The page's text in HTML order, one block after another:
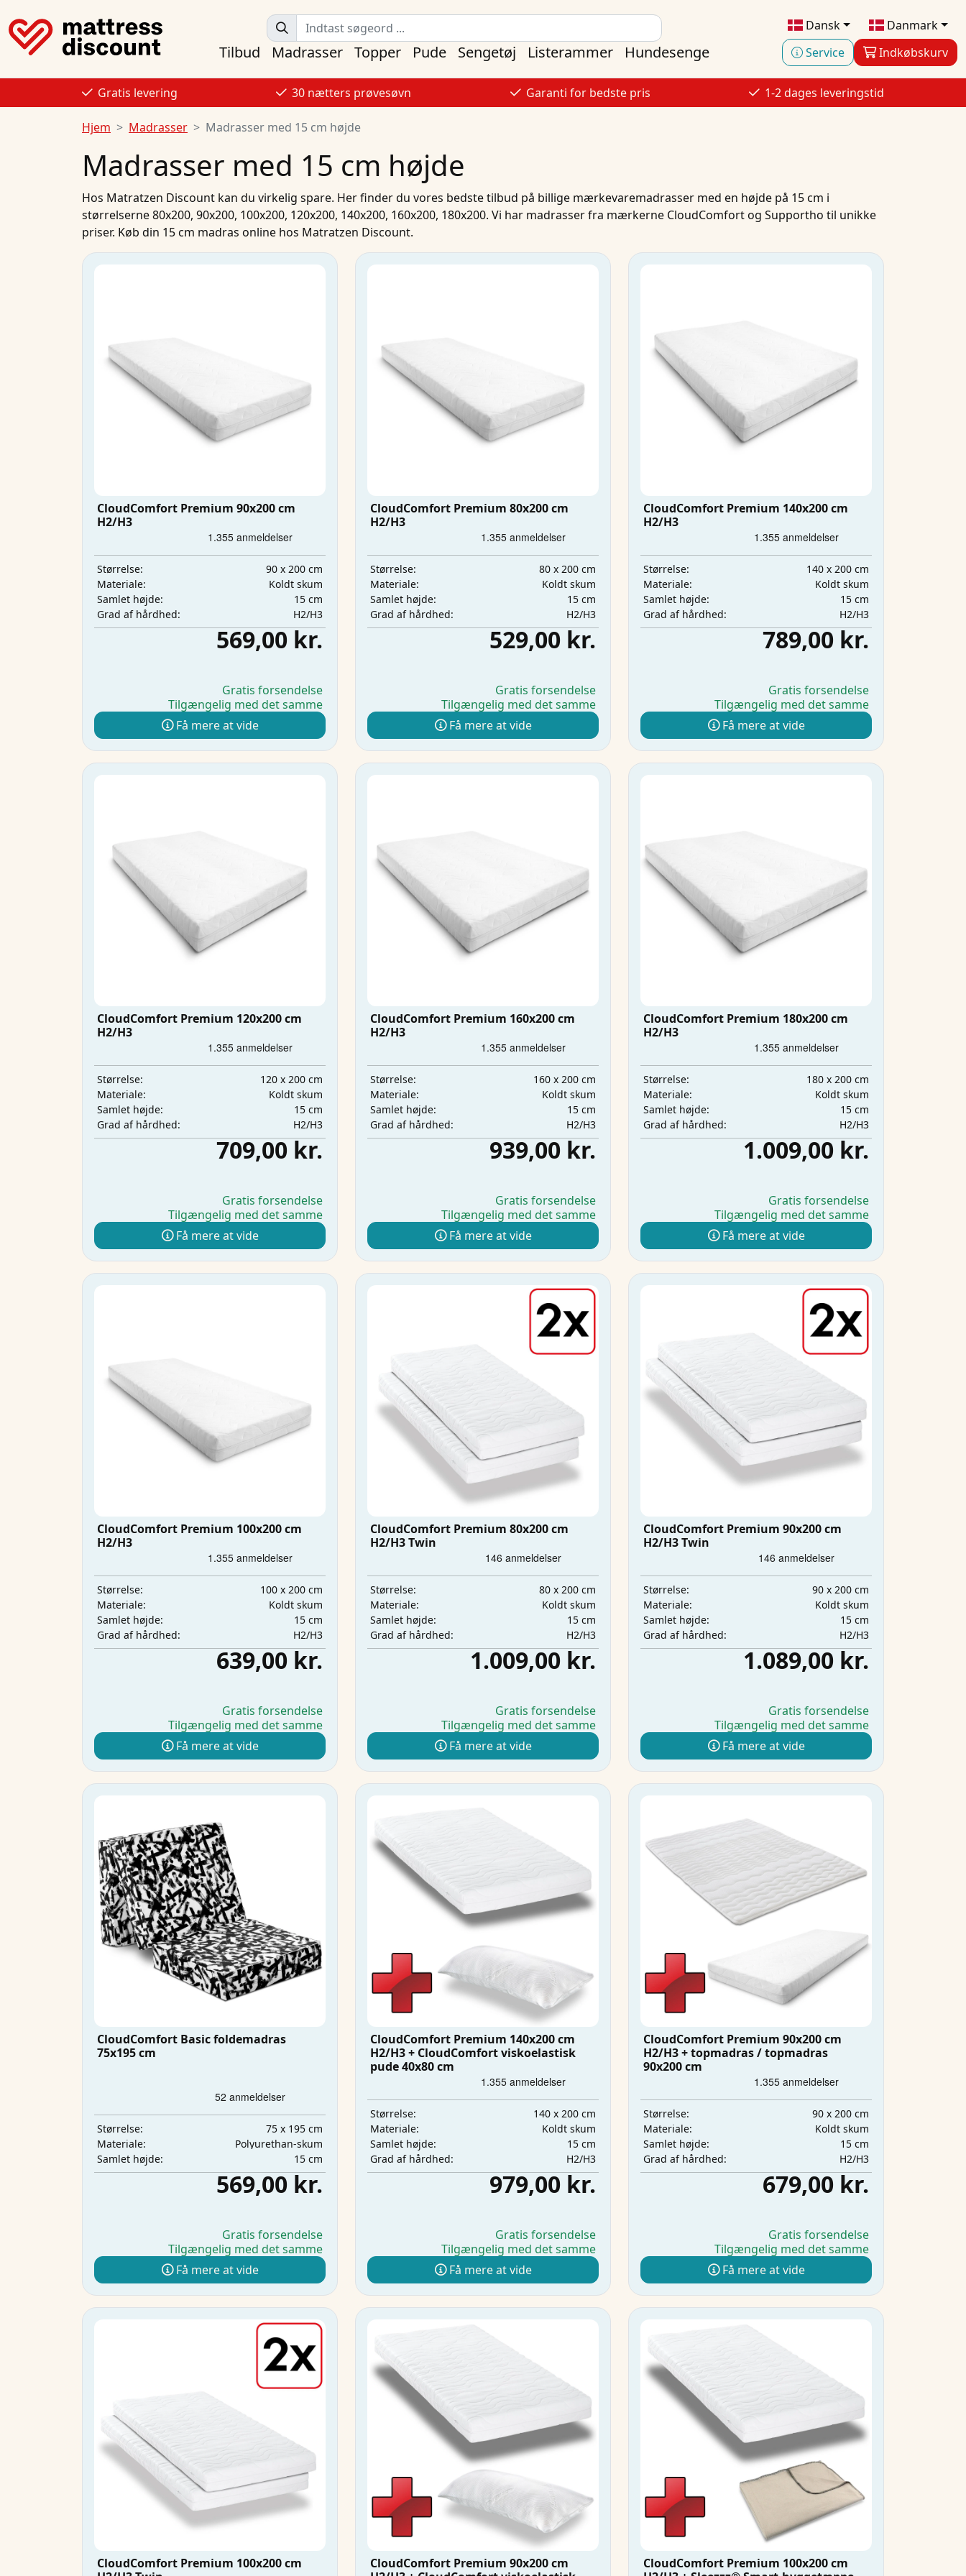
Dansk
Danmark
Service
Indkøbskurv
Tilbud Madrasser Topper Pude Sengetøj Listerammer Hundesenge
Gratis levering 30 nætters prøvesøvn Garanti for bedste pris 1-2 dages leveringstid
Hjem Madrasser Madrasser med 15 cm højde
Madrasser med 15 cm højde
Hos Matratzen Discount kan du virkelig spare. Her finder du vores bedstetilbud på billige mærkevaremadrasser med en højde på 15 cm i
størrelserne80x200, 90x200, 100x200, 120x200, 140x200, 160x200, 180x200. Vi har madrasserfra mærkerne CloudComfortog Supportho til unikke
priser. Køb din 15 cm madras online hos Matratzen Discount.
CloudComfort Premium 90x200 cm
H2/H3
Størrelse:
90 x 200 cm
Materiale:
Koldt skum
Samlet højde:
15 cm
Grad af hårdhed:
H2/H3
569,00 kr.
Gratis forsendelse
Tilgængelig med det samme
Få mere at vide
CloudComfort Premium 80x200 cm
H2/H3
Størrelse:
80 x 200 cm
Materiale:
Koldt skum
Samlet højde:
15 cm
Grad af hårdhed:
H2/H3
529,00 kr.
Gratis forsendelse
Tilgængelig med det samme
Få mere at vide
CloudComfort Premium 140x200 cm
H2/H3
Størrelse:
140 x 200 cm
Materiale:
Koldt skum
Samlet højde:
15 cm
Grad af hårdhed:
H2/H3
789,00 kr.
Gratis forsendelse
Tilgængelig med det samme
Få mere at vide
CloudComfort Premium 120x200 cm
H2/H3
Størrelse:
120 x 200 cm
Materiale:
Koldt skum
Samlet højde:
15 cm
Grad af hårdhed:
H2/H3
709,00 kr.
Gratis forsendelse
Tilgængelig med det samme
Få mere at vide
CloudComfort Premium 160x200 cm
H2/H3
Størrelse:
160 x 200 cm
Materiale:
Koldt skum
Samlet højde:
15 cm
Grad af hårdhed:
H2/H3
939,00 kr.
Gratis forsendelse
Tilgængelig med det samme
Få mere at vide
CloudComfort Premium 180x200 cm
H2/H3
Størrelse:
180 x 200 cm
Materiale:
Koldt skum
Samlet højde:
15 cm
Grad af hårdhed:
H2/H3
1.009,00 kr.
Gratis forsendelse
Tilgængelig med det samme
Få mere at vide
CloudComfort Premium 100x200 cm
H2/H3
Størrelse:
100 x 200 cm
Materiale:
Koldt skum
Samlet højde:
15 cm
Grad af hårdhed:
H2/H3
639,00 kr.
Gratis forsendelse
Tilgængelig med det samme
Få mere at vide
CloudComfort Premium 80x200 cm
H2/H3 Twin
Størrelse:
80 x 200 cm
Materiale:
Koldt skum
Samlet højde:
15 cm
Grad af hårdhed:
H2/H3
1.009,00 kr.
Gratis forsendelse
Tilgængelig med det samme
Få mere at vide
CloudComfort Premium 90x200 cm
H2/H3 Twin
Størrelse:
90 x 200 cm
Materiale:
Koldt skum
Samlet højde:
15 cm
Grad af hårdhed:
H2/H3
1.089,00 kr.
Gratis forsendelse
Tilgængelig med det samme
Få mere at vide
CloudComfort Basic foldemadras
75x195 cm
Størrelse:
75 x 195 cm
Materiale:
Polyurethan-skum
Samlet højde:
15 cm
569,00 kr.
Gratis forsendelse
Tilgængelig med det samme
Få mere at vide
CloudComfort Premium 140x200 cm
H2/H3 + CloudComfort viskoelastisk
pude 40x80 cm
Størrelse:
140 x 200 cm
Materiale:
Koldt skum
Samlet højde:
15 cm
Grad af hårdhed:
H2/H3
979,00 kr.
Gratis forsendelse
Tilgængelig med det samme
Få mere at vide
CloudComfort Premium 90x200 cm
H2/H3 + topmadras / topmadras
90x200 cm
Størrelse:
90 x 200 cm
Materiale:
Koldt skum
Samlet højde:
15 cm
Grad af hårdhed:
H2/H3
679,00 kr.
Gratis forsendelse
Tilgængelig med det samme
Få mere at vide
CloudComfort Premium 100x200 cm
CloudComfort Premium 90x200 cm
CloudComfort Premium 100x200 cm